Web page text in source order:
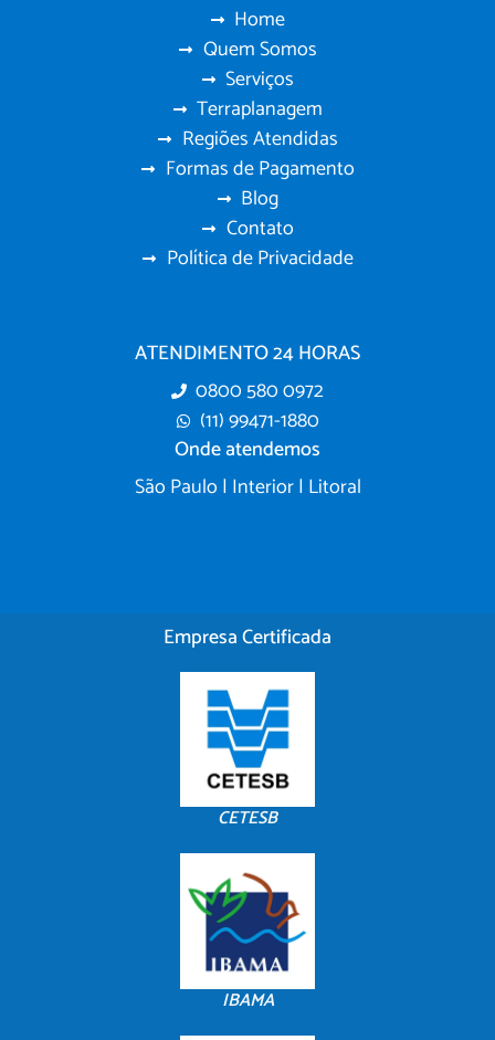
Home
Quem Somos
Serviços
Terraplanagem
Regiões Atendidas
Formas de Pagamento
Blog
Contato
Política de Privacidade
ATENDIMENTO 24 HORAS
0800 580 0972
(11) 99471-1880
Onde atendemos
São Paulo | Interior | Litoral
Empresa Certificada
CETESB
IBAMA